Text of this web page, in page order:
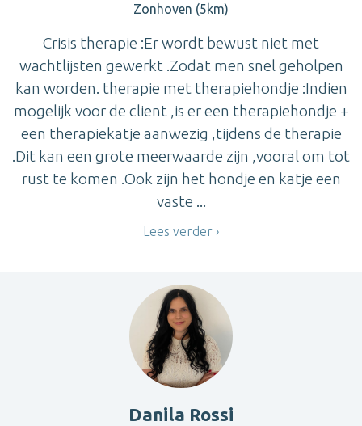
Zonhoven (5km)
Crisis therapie :Er wordt bewust niet met
wachtlijsten gewerkt .Zodat men snel geholpen
kan worden. therapie met therapiehondje :Indien
mogelijk voor de client ,is er een therapiehondje +
een therapiekatje aanwezig ,tijdens de therapie
.Dit kan een grote meerwaarde zijn ,vooral om tot
rust te komen .Ook zijn het hondje en katje een
vaste ...
Lees verder
Danila Rossi